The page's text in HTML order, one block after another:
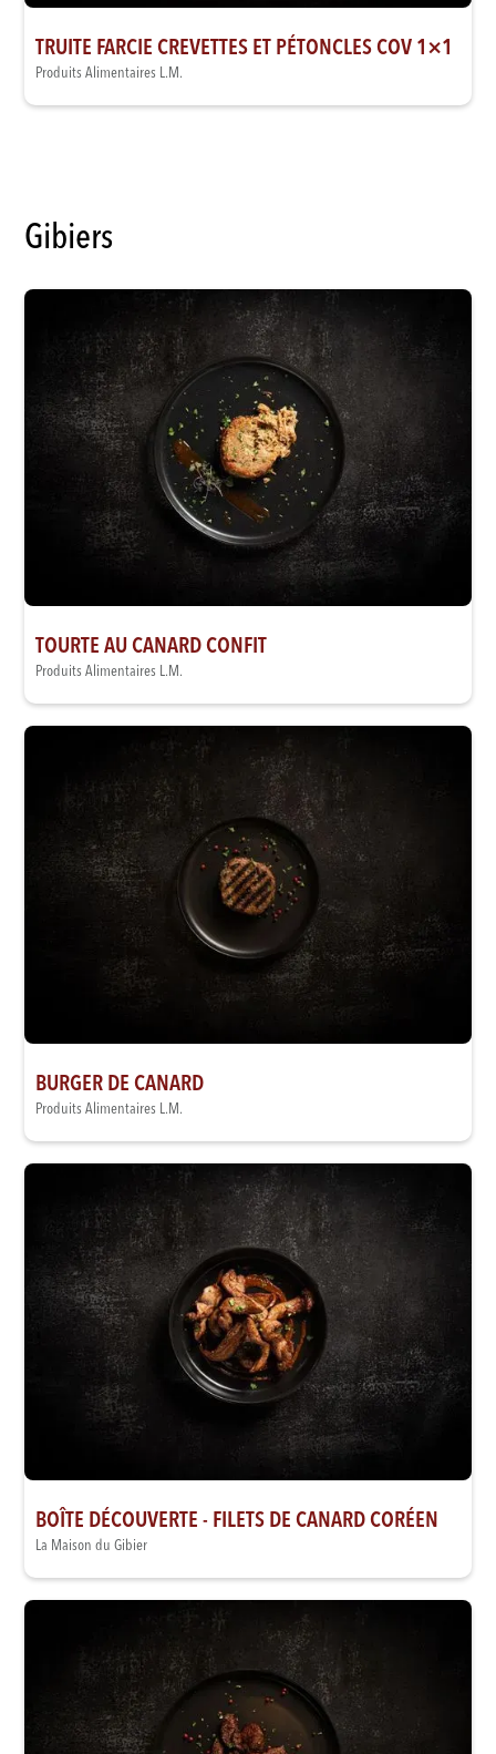
TRUITE FARCIE CREVETTES ET PÉTONCLES COV 1×1
Produits Alimentaires L.M.
Gibiers
TOURTE AU CANARD CONFIT
Produits Alimentaires L.M.
BURGER DE CANARD
Produits Alimentaires L.M.
BOÎTE DÉCOUVERTE - FILETS DE CANARD CORÉEN
La Maison du Gibier